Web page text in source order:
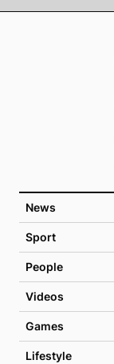
News
Sport
People
Videos
Games
Lifestyle